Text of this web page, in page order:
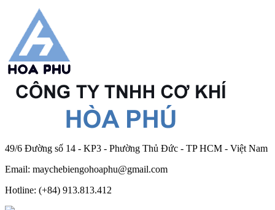
49/6 Đường số 14 - KP3 - Phường Thủ Đức - TP HCM - Việt Nam
Email: maychebiengohoaphu@gmail.com
Hotline: (+84) 913.813.412